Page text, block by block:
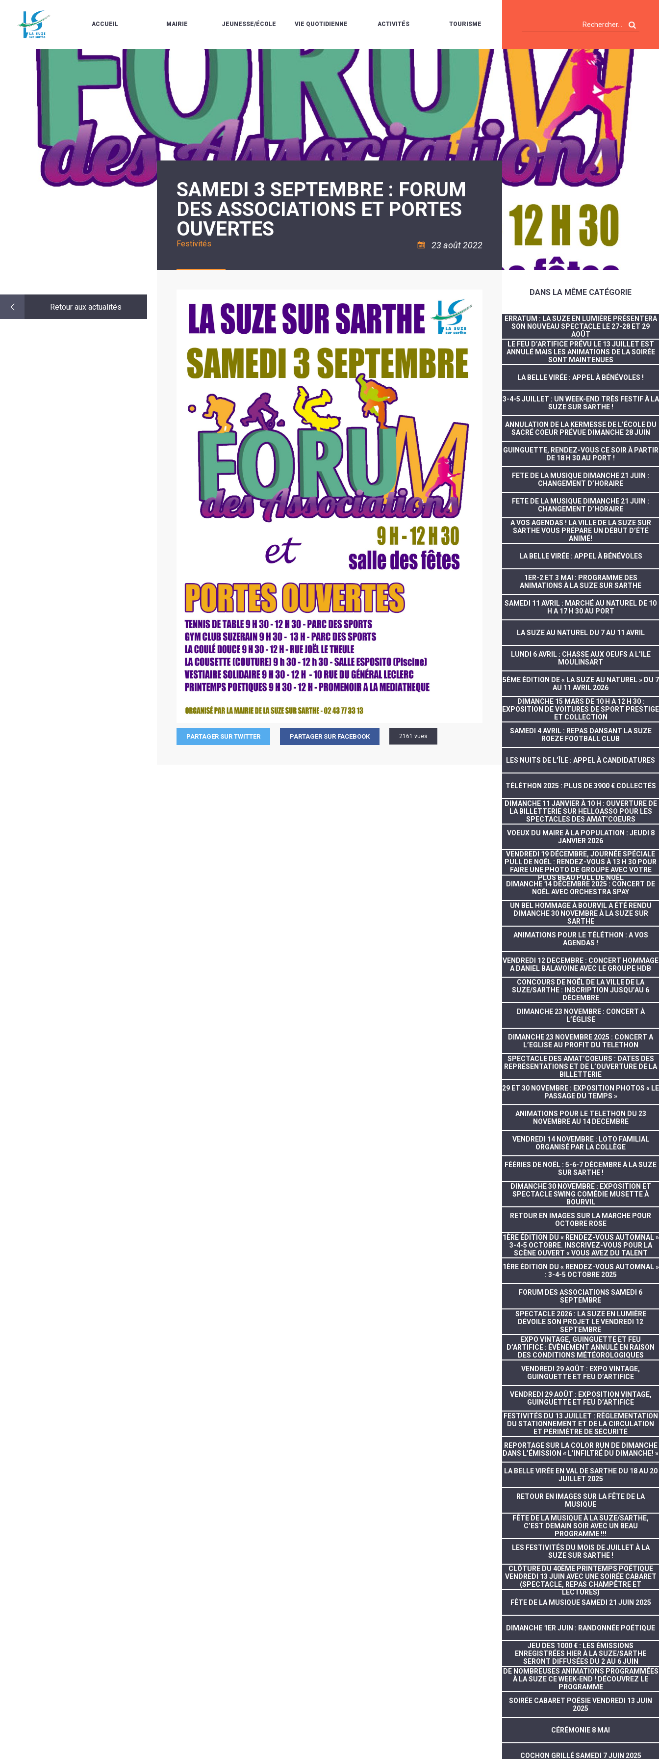
ACCUEIL
MARCHÉ
DE
LIGNE
AGENDA
LA
SUZE
DÉBUT
DU
20ÈME
MAIRIE
CONTACTS
HORAIRES
URBANISME/PLU
CARTES
D'IDENTITÉ-
PASSEPORTS
CMJ
RÉUNIONS
CONSEIL
MUNICIPAL
DÉCISIONS
JEUNESSE/ÉCOLE
L'ACCUEIL
PÉRISCOLAIRE
MERCREDIS
RÉCRÉATIFS
LE
RESTAURANT
SCOLAIRE
LES
ÉCOLES
/
LE
JEUNES
11
18
ANS
ASSOCIATION
LA
VIE QUOTIDIENNE
ESPACE
QUELQUES
RÈGLES
ENVIRONNEMENT
L'EAU
ET
L'ASSAINISSEMENT
RÉSIDENCE
CCAS
LA
POLICE
MUNICIPALE
ACTIVITÉS
COMMUNAUTAIRE
DE
MUSIQUE
L'ÉCOLE
COMMUNAUTAIRE
DE
DANSE
LA
PISCINE
COMMUNAUTAIRE
ASSOCIATIONS
TOURISME
LA
DÉCOUVERTES
LES
RANDONNÉES
CAMPING
POUR
CAMPING-
CARS
TENTES
ET
HALTE
FLUVIALE
VENIR
À
Retour aux actualités
SAMEDI 3 SEPTEMBRE : FORUM
DES ASSOCIATIONS ET PORTES
OUVERTES
Festivités 23 août 2022
PARTAGER SUR TWITTER PARTAGER SUR FACEBOOK 2161 vues
DANS LA MÊME CATÉGORIE
ERRATUM : LA SUZE EN LUMIÈRE PRÉSENTERA
SON NOUVEAU SPECTACLE LE 27-28 ET 29
AOÛT
LE FEU D’ARTIFICE PRÉVU LE 13 JUILLET EST
ANNULÉ MAIS LES ANIMATIONS DE LA SOIRÉE
SONT MAINTENUES
LA BELLE VIRÉE : APPEL À BÉNÉVOLES !
3-4-5 JUILLET : UN WEEK-END TRÈS FESTIF À LA
SUZE SUR SARTHE !
ANNULATION DE LA KERMESSE DE L’ÉCOLE DU
SACRÉ COEUR PRÉVUE DIMANCHE 28 JUIN
GUINGUETTE, RENDEZ-VOUS CE SOIR À PARTIR
DE 18 H 30 AU PORT !
FETE DE LA MUSIQUE DIMANCHE 21 JUIN :
CHANGEMENT D’HORAIRE
FETE DE LA MUSIQUE DIMANCHE 21 JUIN :
CHANGEMENT D’HORAIRE
A VOS AGENDAS ! LA VILLE DE LA SUZE SUR
SARTHE VOUS PRÉPARE UN DÉBUT D’ÉTÉ
ANIMÉ!
LA BELLE VIRÉE : APPEL À BÉNÉVOLES
1ER-2 ET 3 MAI : PROGRAMME DES
ANIMATIONS À LA SUZE SUR SARTHE
SAMEDI 11 AVRIL : MARCHÉ AU NATUREL DE 10
H A 17 H 30 AU PORT
LA SUZE AU NATUREL DU 7 AU 11 AVRIL
LUNDI 6 AVRIL : CHASSE AUX OEUFS A L’ILE
MOULINSART
5ÈME ÉDITION DE « LA SUZE AU NATUREL » DU 7
AU 11 AVRIL 2026
DIMANCHE 15 MARS DE 10 H A 12 H 30 :
EXPOSITION DE VOITURES DE SPORT PRESTIGE
ET COLLECTION
SAMEDI 4 AVRIL : REPAS DANSANT LA SUZE
ROEZE FOOTBALL CLUB
LES NUITS DE L’ÎLE : APPEL À CANDIDATURES
TÉLÉTHON 2025 : PLUS DE 3900 € COLLECTÉS
DIMANCHE 11 JANVIER À 10 H : OUVERTURE DE
LA BILLETTERIE SUR HELLOASSO POUR LES
SPECTACLES DES AMAT’COEURS
VOEUX DU MAIRE À LA POPULATION : JEUDI 8
JANVIER 2026
VENDREDI 19 DÉCEMBRE, JOURNÉE SPÉCIALE
PULL DE NOËL : RENDEZ-VOUS À 13 H 30 POUR
FAIRE UNE PHOTO DE GROUPE AVEC VOTRE
PLUS BEAU PULL DE NOËL
DIMANCHE 14 DÉCEMBRE 2025 : CONCERT DE
NOËL AVEC ORCHESTRA SPAY
UN BEL HOMMAGE À BOURVIL A ÉTÉ RENDU
DIMANCHE 30 NOVEMBRE À LA SUZE SUR
SARTHE
ANIMATIONS POUR LE TÉLÉTHON : A VOS
AGENDAS !
VENDREDI 12 DECEMBRE : CONCERT HOMMAGE
A DANIEL BALAVOINE AVEC LE GROUPE HDB
CONCOURS DE NOËL DE LA VILLE DE LA
SUZE/SARTHE : INSCRIPTION JUSQU’AU 6
DÉCEMBRE
DIMANCHE 23 NOVEMBRE : CONCERT À
L’ÉGLISE
DIMANCHE 23 NOVEMBRE 2025 : CONCERT A
L’EGLISE AU PROFIT DU TELETHON
SPECTACLE DES AMAT’COEURS : DATES DES
REPRÉSENTATIONS ET DE L’OUVERTURE DE LA
BILLETTERIE
29 ET 30 NOVEMBRE : EXPOSITION PHOTOS « LE
PASSAGE DU TEMPS »
ANIMATIONS POUR LE TELETHON DU 23
NOVEMBRE AU 14 DECEMBRE
VENDREDI 14 NOVEMBRE : LOTO FAMILIAL
ORGANISÉ PAR LA COLLÈGE
FÉÉRIES DE NOËL : 5-6-7 DÉCEMBRE À LA SUZE
SUR SARTHE !
DIMANCHE 30 NOVEMBRE : EXPOSITION ET
SPECTACLE SWING COMÉDIE MUSETTE À
BOURVIL
RETOUR EN IMAGES SUR LA MARCHE POUR
OCTOBRE ROSE
1ÈRE ÉDITION DU « RENDEZ-VOUS AUTOMNAL »
3-4-5 OCTOBRE. INSCRIVEZ-VOUS POUR LA
SCÈNE OUVERT « VOUS AVEZ DU TALENT
1ÈRE ÉDITION DU « RENDEZ-VOUS AUTOMNAL »
: 3-4-5 OCTOBRE 2025
FORUM DES ASSOCIATIONS SAMEDI 6
SEPTEMBRE
SPECTACLE 2026 : LA SUZE EN LUMIÈRE
DÉVOILE SON PROJET LE VENDREDI 12
SEPTEMBRE
EXPO VINTAGE, GUINGUETTE ET FEU
D’ARTIFICE : ÉVÈNEMENT ANNULÉ EN RAISON
DES CONDITIONS MÉTÉOROLOGIQUES
VENDREDI 29 AOÛT : EXPO VINTAGE,
GUINGUETTE ET FEU D’ARTIFICE
VENDREDI 29 AOÛT : EXPOSITION VINTAGE,
GUINGUETTE ET FEU D’ARTIFICE
FESTIVITÉS DU 13 JUILLET : RÈGLEMENTATION
DU STATIONNEMENT ET DE LA CIRCULATION
ET PÉRIMÈTRE DE SÉCURITÉ
REPORTAGE SUR LA COLOR RUN DE DIMANCHE
DANS L’ÉMISSION « L’INFILTRÉ DU DIMANCHE! »
LA BELLE VIRÉE EN VAL DE SARTHE DU 18 AU 20
JUILLET 2025
RETOUR EN IMAGES SUR LA FÊTE DE LA
MUSIQUE
FÊTE DE LA MUSIQUE À LA SUZE/SARTHE,
C’EST DEMAIN SOIR AVEC UN BEAU
PROGRAMME !!!
LES FESTIVITÉS DU MOIS DE JUILLET À LA
SUZE SUR SARTHE !
CLÔTURE DU 40ÈME PRINTEMPS POÉTIQUE
VENDREDI 13 JUIN AVEC UNE SOIRÉE CABARET
(SPECTACLE, REPAS CHAMPÊTRE ET
LECTURES)
FÊTE DE LA MUSIQUE SAMEDI 21 JUIN 2025
DIMANCHE 1ER JUIN : RANDONNÉE POÉTIQUE
JEU DES 1000 € : LES ÉMISSIONS
ENREGISTRÉES HIER À LA SUZE/SARTHE
SERONT DIFFUSÉES DU 2 AU 6 JUIN
DE NOMBREUSES ANIMATIONS PROGRAMMÉES
À LA SUZE CE WEEK-END ! DÉCOUVREZ LE
PROGRAMME
SOIRÉE CABARET POÉSIE VENDREDI 13 JUIN
2025
CÉRÉMONIE 8 MAI
COCHON GRILLÉ SAMEDI 7 JUIN 2025